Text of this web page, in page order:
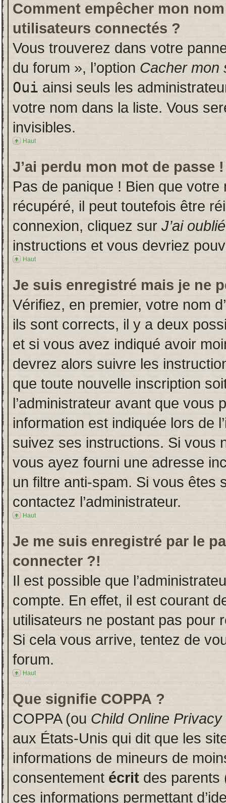
Comment empêcher mon
utilisateurs connectés ?
Vous trouverez dans votre
du forum », l’option Cacher mon
Oui ainsi seuls les
votre nom dans la liste. Vous
invisibles.
Haut
J’ai perdu mon mot de passe !
Pas de panique ! Bien que
récupéré, il peut toutefois être
connexion, cliquez sur J’ai
instructions et vous devriez
Haut
Je suis enregistré mais je ne
Vérifiez, en premier, votre nom
ils sont corrects, il y a deux
et si vous avez indiqué avoir
devrez alors suivre les
que toute nouvelle inscription
l’administrateur avant que vous
information est indiquée lors de
suivez ses instructions. Si vous
vous ayez fourni une adresse
un filtre anti-spam. Si vous êtes
contactez l’administrateur.
Haut
Je me suis enregistré par le
connecter ?!
Il est possible que
compte. En effet, il est courant
utilisateurs ne postant pas pour
Si cela vous arrive, tentez de
forum.
Haut
Que signifie COPPA ?
COPPA (ou Child Online
aux États-Unis qui dit que les
informations de mineurs de
consentement écrit des parents
ces informations permettant